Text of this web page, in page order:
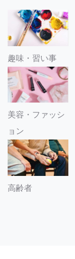
趣味・習い事
美容・ファッシ
ョン
高齢者